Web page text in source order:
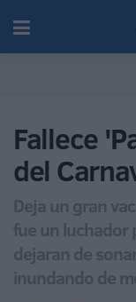
Fallece
del
Deja un gran
fue un luchador
dejaran de
inundando de